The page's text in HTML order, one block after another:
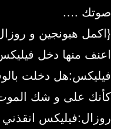
صوتك ….
{اكمل هيونجين و روزال
اعنف منها دخل
فيليكس:هل دخلت
كأنك على و شك
روزال:فيليكس